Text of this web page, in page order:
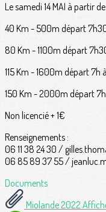
Le samedi 14 MAI à partir
40 Km - 500m départ
80 Km - 1100m départ
115 Km - 1600m départ
150 Km - 2000m départ
Non licencié + 1€
Renseignements :
06 11 38 24 30 /
06 85 89 37 55 /
Documents
Miolande 2022